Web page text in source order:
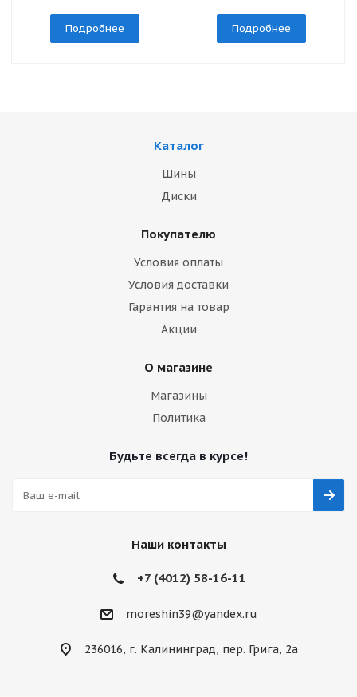
Подробнее Подробнее
Каталог
Шины
Диски
Покупателю
Условия оплаты
Условия доставки
Гарантия на товар
Акции
О магазине
Магазины
Политика
Будьте всегда в курсе!
Наши контакты
+7 (4012) 58-16-11
moreshin39@yandex.ru
236016, г. Калининград, пер. Грига, 2а